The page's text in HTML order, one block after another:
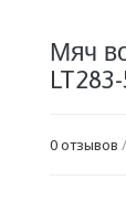
Мяч
0 отзывов /